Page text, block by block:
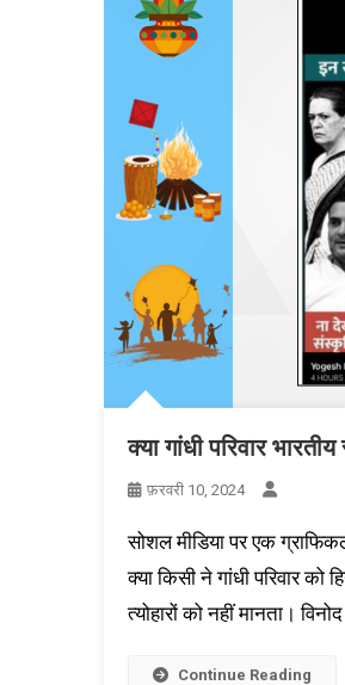
क्या गांधी परिवार
फ़रवरी 10, 2024
सोशल मीडिया पर एक
क्या किसी ने गांधी परिवार को
त्योहारों को नहीं मानता।
Continue Reading